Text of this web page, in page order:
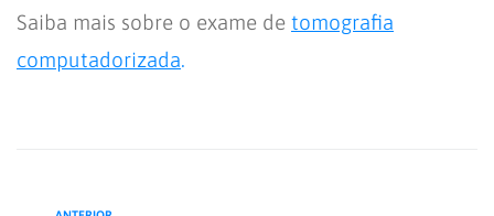
Saiba mais sobre o exame de tomografia
computadorizada.